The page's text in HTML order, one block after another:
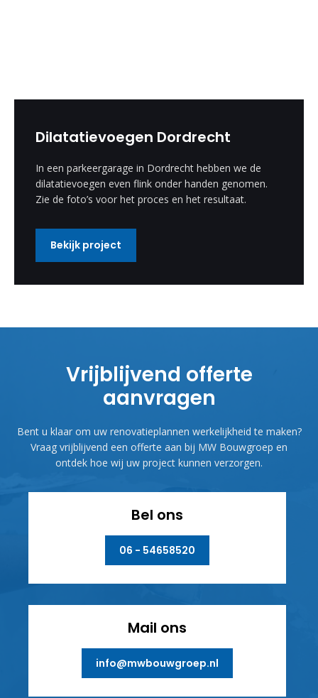
Dilatatievoegen Dordrecht
In een parkeergarage in Dordrecht hebben we de
dilatatievoegen even flink onder handen genomen.
Zie de foto’s voor het proces en het resultaat.
Bekijk project
Vrijblijvend offerte
aanvragen
Bent u klaar om uw renovatieplannen werkelijkheid te maken?
Vraag vrijblijvend een offerte aan bij MW Bouwgroep en
ontdek hoe wij uw project kunnen verzorgen.
Bel ons
06 - 54658520
Mail ons
info@mwbouwgroep.nl